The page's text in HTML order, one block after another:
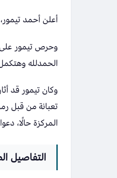
أعلن أحمد
وحرص تيمور
الحمدلله
وكان تيمور قد
تعبانة من قبل
المركزة حالًا،
التفاصيل